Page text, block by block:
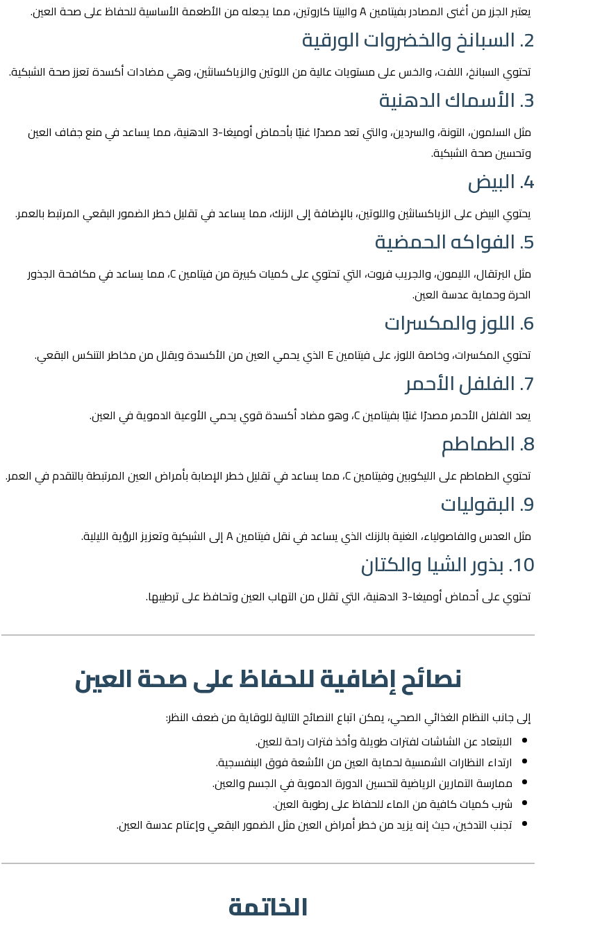
يعتبر الجزر من أغنى المصادر بفيتامين A والبيتا كاروتين، مما يجعله من الأطعمة الأساسية للحفاظ على صحة العين.
2. السبانخ والخضروات الورقية
تحتوي السبانخ، اللفت، والخس على مستويات عالية من اللوتين والزياكسانثين، وهي مضادات أكسدة تعزز صحة الشبكية.
3. الأسماك الدهنية
مثل السلمون، التونة، والسردين، والتي تعد مصدرًا غنيًا بأحماض أوميغا-3 الدهنية، مما يساعد في منع جفاف العين
وتحسين صحة الشبكية.
4. البيض
يحتوي البيض على الزياكسانثين واللوتين، بالإضافة إلى الزنك، مما يساعد في تقليل خطر الضمور البقعي المرتبط بالعمر.
5. الفواكه الحمضية
مثل البرتقال، الليمون، والجريب فروت، التي تحتوي على كميات كبيرة من فيتامين C، مما يساعد في مكافحة الجذور
الحرة وحماية عدسة العين.
6. اللوز والمكسرات
تحتوي المكسرات، وخاصة اللوز، على فيتامين E الذي يحمي العين من الأكسدة ويقلل من مخاطر التنكس البقعي.
7. الفلفل الأحمر
يعد الفلفل الأحمر مصدرًا غنيًا بفيتامين C، وهو مضاد أكسدة قوي يحمي الأوعية الدموية في العين.
8. الطماطم
تحتوي الطماطم على الليكوبين وفيتامين C، مما يساعد في تقليل خطر الإصابة بأمراض العين المرتبطة بالتقدم في العمر.
9. البقوليات
مثل العدس والفاصولياء، الغنية بالزنك الذي يساعد في نقل فيتامين A إلى الشبكية وتعزيز الرؤية الليلية.
10. بذور الشيا والكتان
تحتوي على أحماض أوميغا-3 الدهنية، التي تقلل من التهاب العين وتحافظ على ترطيبها.
نصائح إضافية للحفاظ على صحة العين
إلى جانب النظام الغذائي الصحي، يمكن اتباع النصائح التالية للوقاية من ضعف النظر:
الابتعاد عن الشاشات لفترات طويلة وأخذ فترات راحة للعين.
ارتداء النظارات الشمسية لحماية العين من الأشعة فوق البنفسجية.
ممارسة التمارين الرياضية لتحسين الدورة الدموية في الجسم والعين.
شرب كميات كافية من الماء للحفاظ على رطوبة العين.
تجنب التدخين، حيث إنه يزيد من خطر أمراض العين مثل الضمور البقعي وإعتام عدسة العين.
الخاتمة